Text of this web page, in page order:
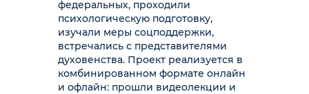
федеральных, проходили
психологическую подготовку,
изучали меры соцподдержки,
встречались с представителями
духовенства. Проект реализуется в
комбинированном формате онлайн
и офлайн: прошли видеолекции и